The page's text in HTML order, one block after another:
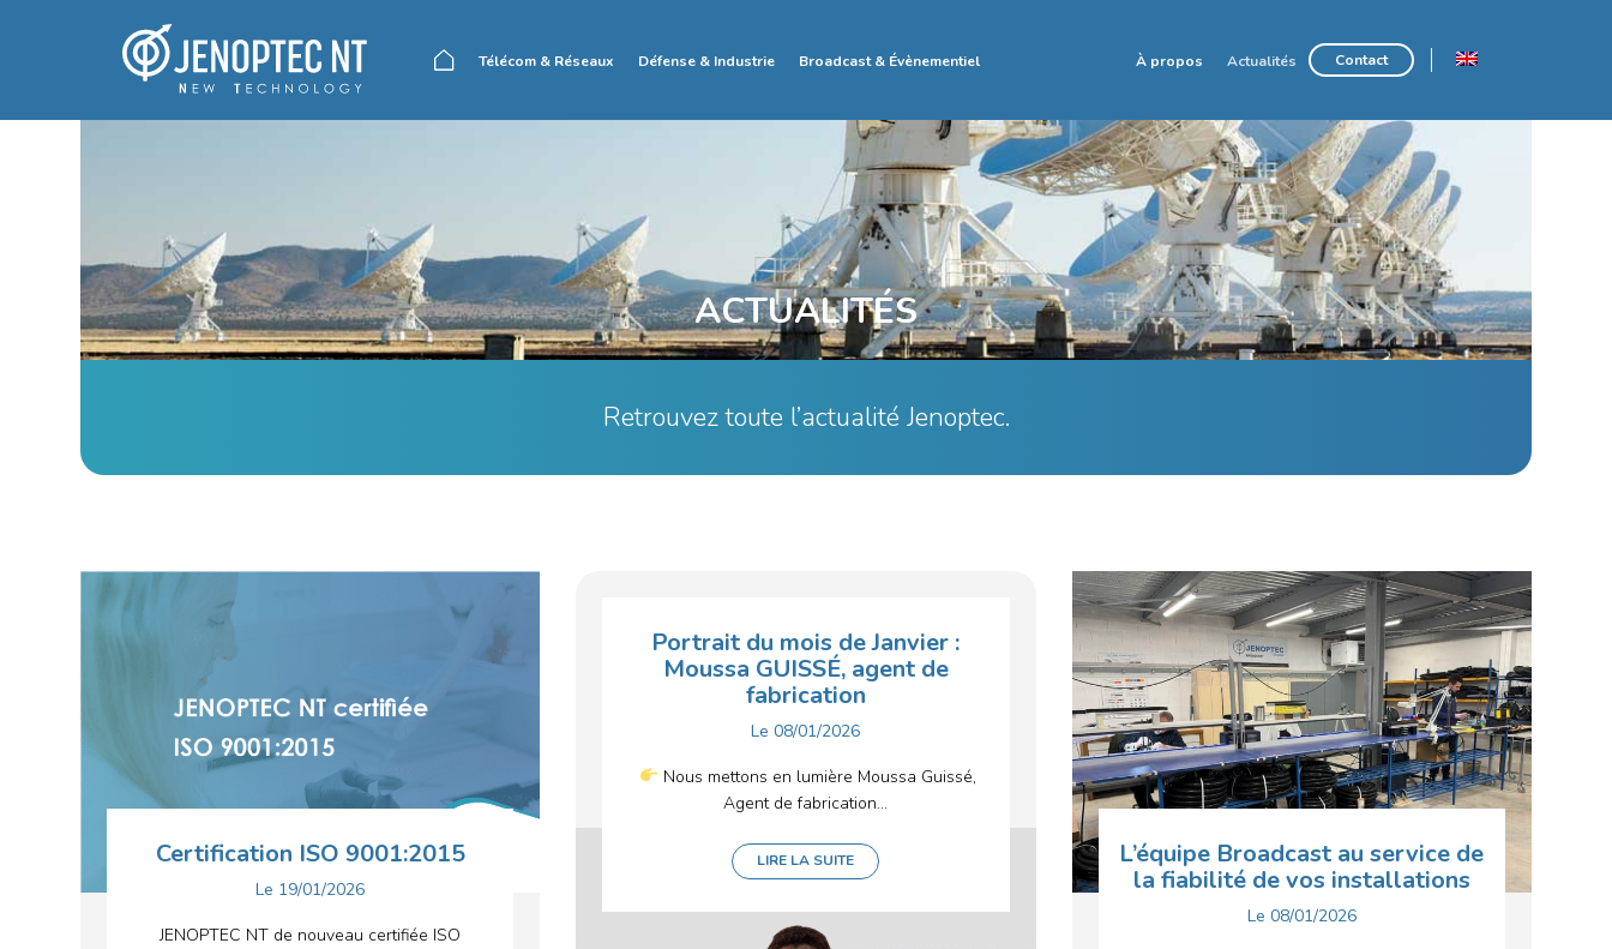
Télécom & Réseaux Défense & Industrie Broadcast & Évènementiel À propos Actualités Contact
ACTUALITÉS
Retrouvez toute l’actualité Jenoptec.
Certification ISO 9001:2015
Le 19/01/2026
JENOPTEC NT de nouveau certifiée ISO
Portrait du mois de Janvier :
Moussa GUISSÉ, agent de
fabrication
Le08/01/2026
Nous mettons en lumière Moussa Guissé,
Agent de fabrication...
LIRE LA SUITE
L’équipe Broadcast au service de
la fiabilité de vos installations
Le 08/01/2026